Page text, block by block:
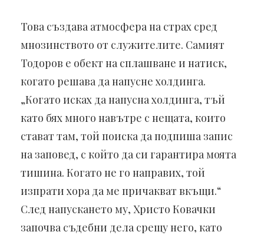
Това създава атмосфера на страх сред
мнозинството от служителите. Самият
Тодоров е обект на сплашване и натиск,
когато решава да напусне холдинга.
„Когато исках да напусна холдинга, тъй
като бях много навътре с нещата, които
стават там, той поиска да подпиша запис
на заповед, с който да си гарантира моята
тишина. Когато не го направих, той
изпрати хора да ме причакват вкъщи.“
След напускането му, Христо Ковачки
започва съдебни дела срещу него, като